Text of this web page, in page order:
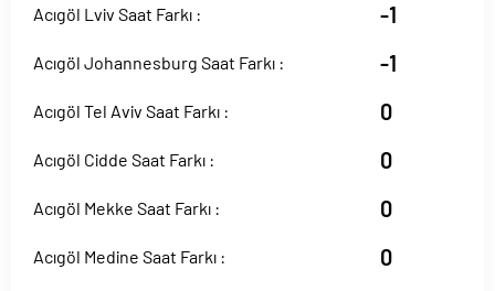
Acıgöl Lviv Saat Farkı : -1
Acıgöl Johannesburg Saat Farkı : -1
Acıgöl Tel Aviv Saat Farkı : 0
Acıgöl Cidde Saat Farkı : 0
Acıgöl Mekke Saat Farkı : 0
Acıgöl Medine Saat Farkı : 0